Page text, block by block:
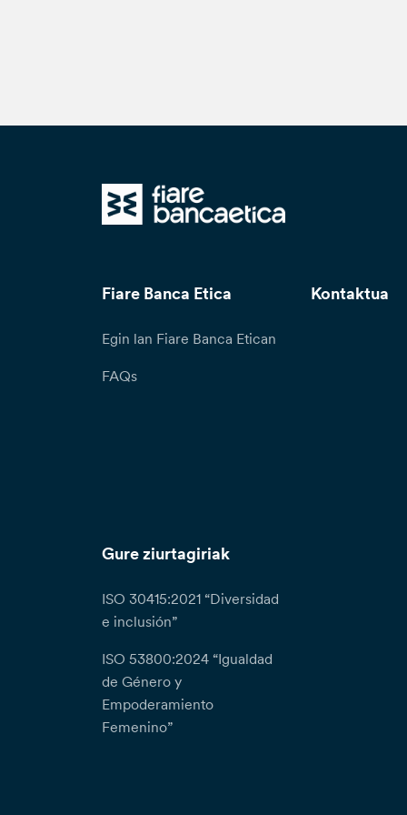
Fiare Banca Etica
Egin lan Fiare Banca Etican
FAQs
Kontaktua
Gure ziurtagiriak
ISO 30415:2021 “Diversidad
e inclusión”
ISO 53800:2024 “Igualdad
de Género y
Empoderamiento
Femenino”